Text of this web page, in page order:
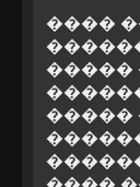
����
�����
�����